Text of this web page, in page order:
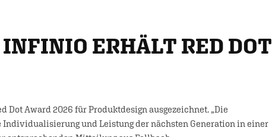
ERHÄLT RED DOT
Dot Award 2026 für Produktdesign ausgezeichnet. „Die
und Leistung der nächsten Generation in einer